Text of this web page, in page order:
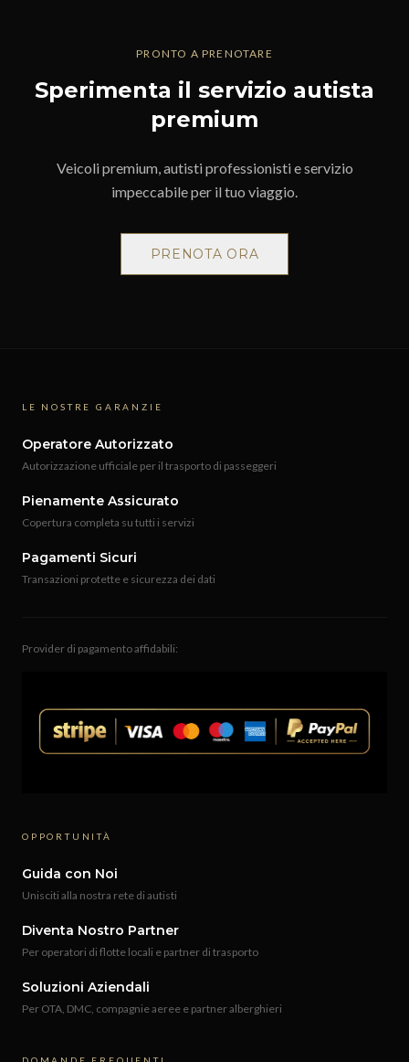
PRONTO A PRENOTARE
Sperimenta il servizio autista
premium
Veicoli premium, autisti professionisti e servizio
impeccabile per il tuo viaggio.
PRENOTA ORA
LE NOSTRE GARANZIE
Operatore Autorizzato
Autorizzazione ufficiale per il trasporto di passeggeri
Pienamente Assicurato
Copertura completa su tutti i servizi
Pagamenti Sicuri
Transazioni protette e sicurezza dei dati
Provider di pagamento affidabili:
OPPORTUNITÀ
Guida con Noi
Unisciti alla nostra rete di autisti
Diventa Nostro Partner
Per operatori di flotte locali e partner di trasporto
Soluzioni Aziendali
Per OTA, DMC, compagnie aeree e partner alberghieri